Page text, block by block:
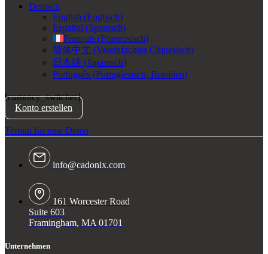
Deutsch
English (Englisch)
Español (Spanisch)
Français (Französisch)
简体中文 (Vereinfachtes Chinesisch)
日本語 (Japanisch)
Português (Portugiesisch, Brasilien)
[currency_switcher]
Konto erstellen
Termin für eine Demo
info@cadonix.com
161 Worcester Road
Suite 603
Framingham, MA 01701
Unternehmen